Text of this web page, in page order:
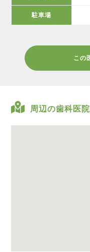
駐車場
この
周辺の歯科医院